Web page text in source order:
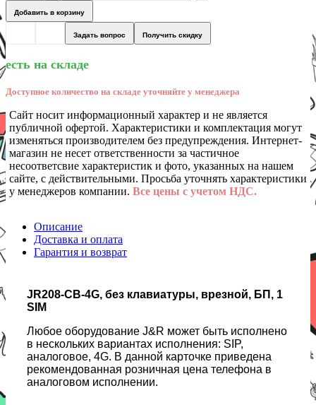
Добавить в корзину
Задать вопрос Получить скидку
есть на складе
Доступное количество на складе уточняйте у менеджера
Сайт носит информационный характер и не является
публичной офертой. Характеристики и комплектация могут
изменяться производителем без предупреждения. Интернет-
магазин не несет ответственности за частичное
несоответсвие характеристик и фото, указанных на нашем
сайте, с действительными. Просьба уточнять характеристики
у менеджеров компании. Все цены с учетом НДС.
Описание
Доставка и оплата
Гарантия и возврат
JR208-CB-4G, без клавиатуры, врезной, БП, 1
SIM
Любое оборудование J&R может быть исполнено
в нескольких вариантах исполнения: SIP,
аналоговое, 4G. В данной карточке приведена
рекомендованная розничная цена телефона в
аналоговом исполнении.